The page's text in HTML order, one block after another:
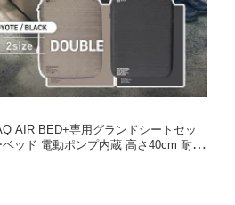
AIR BED+専用グランドシートセッ
ッド 電動ポンプ内蔵 高さ40cm 耐荷
ンプ 来客用 寝具【送料無料/1年保